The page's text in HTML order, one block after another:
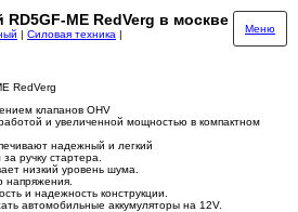
ME RedVerg в москве
Меню
| Силовая техника |
RedVerg
клапанов OHV
и увеличенной мощностью в компактном
надежный и легкий
ручку стартера.
низкий уровень шума.
напряжения.
и надежность конструкции.
автомобильные аккумуляторы на 12V.